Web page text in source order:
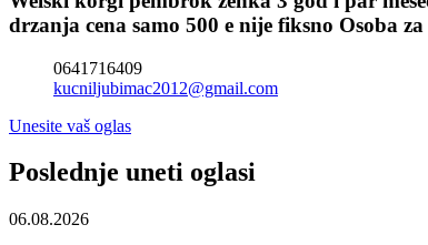
drzanja cena samo 500 e nije fiksno Osoba
0641716409
kucniljubimac2012@gmail.com
Unesite vaš oglas
Poslednje uneti oglasi
06.08.2026